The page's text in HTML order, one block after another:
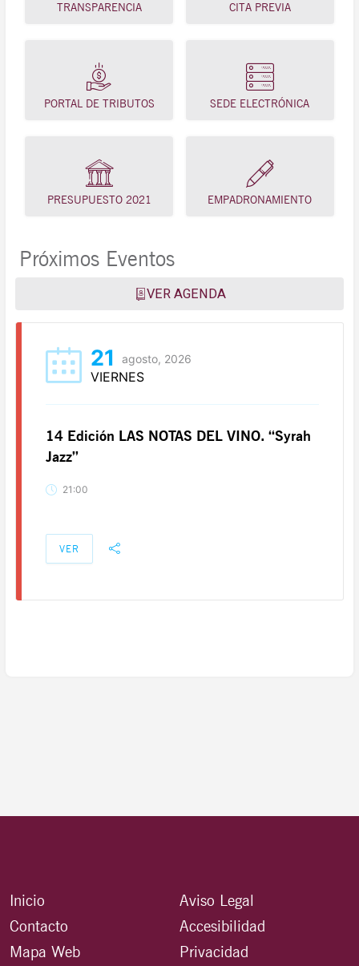
TRANSPARENCIA CITA PREVIA
PORTAL DE TRIBUTOS SEDE ELECTRÓNICA
PRESUPUESTO 2021 EMPADRONAMIENTO
Próximos Eventos
VER AGENDA
21 agosto, 2026
VIERNES
14 Edición LAS NOTAS DEL VINO. “Syrah
Jazz”
21:00
VER
Inicio
Contacto
Mapa Web
Aviso Legal
Accesibilidad
Privacidad